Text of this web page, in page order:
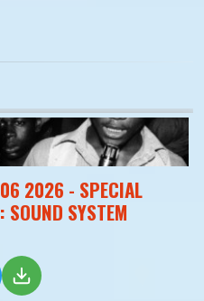
2026 - SPECIAL
SYSTEM